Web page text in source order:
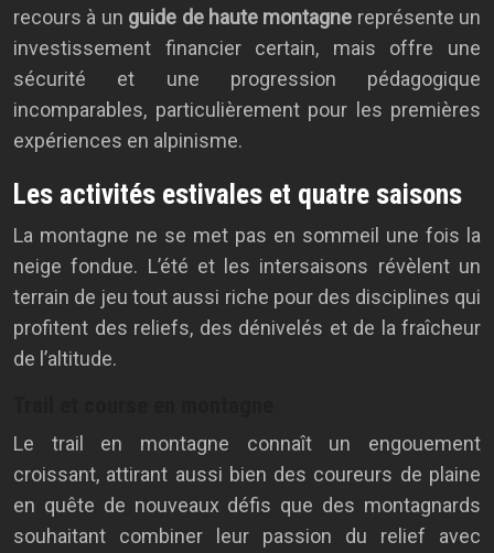
recours à un guide de haute montagne représente un
investissement financier certain, mais offre une
sécurité et une progression pédagogique
incomparables, particulièrement pour les premières
expériences en alpinisme.
Les activités estivales et quatre saisons
La montagne ne se met pas en sommeil une fois la
neige fondue. L’été et les intersaisons révèlent un
terrain de jeu tout aussi riche pour des disciplines qui
profitent des reliefs, des dénivelés et de la fraîcheur
de l’altitude.
Le trail en montagne connaît un engouement
croissant, attirant aussi bien des coureurs de plaine
en quête de nouveaux défis que des montagnards
souhaitant combiner leur passion du relief avec